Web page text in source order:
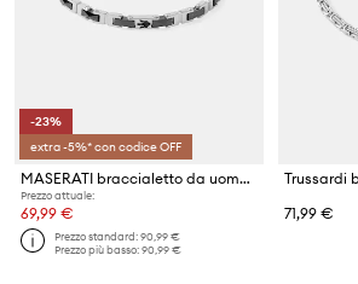
-23%
extra -5%* con codice OFF
MASERATI braccialetto da uomo in acciaio inossidabile e ceramica
Prezzo attuale:
69,99 €
Prezzo standard:90,99 €
Prezzo più basso:90,99 €
71,99 €